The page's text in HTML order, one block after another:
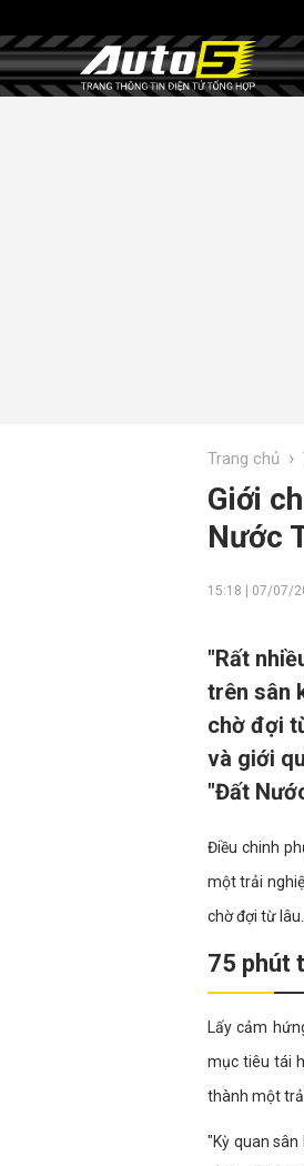
Trang chủ ›
Giới
Nước
15:18 | 07/07/
"Rất
trên sân
chờ đợi
và giới
"Đất
Điều chinh
một trải
chờ đợi từ lâu.
75 phút
Lấy cảm
mục tiêu tái
thành một
"Kỳ quan